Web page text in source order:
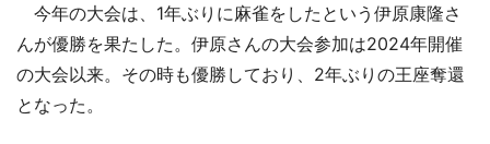
今年の大会は、1年ぶりに麻雀をしたという伊原康隆さ
んが優勝を果たした。伊原さんの大会参加は2024年開催
の大会以来。その時も優勝しており、2年ぶりの王座奪還
となった。